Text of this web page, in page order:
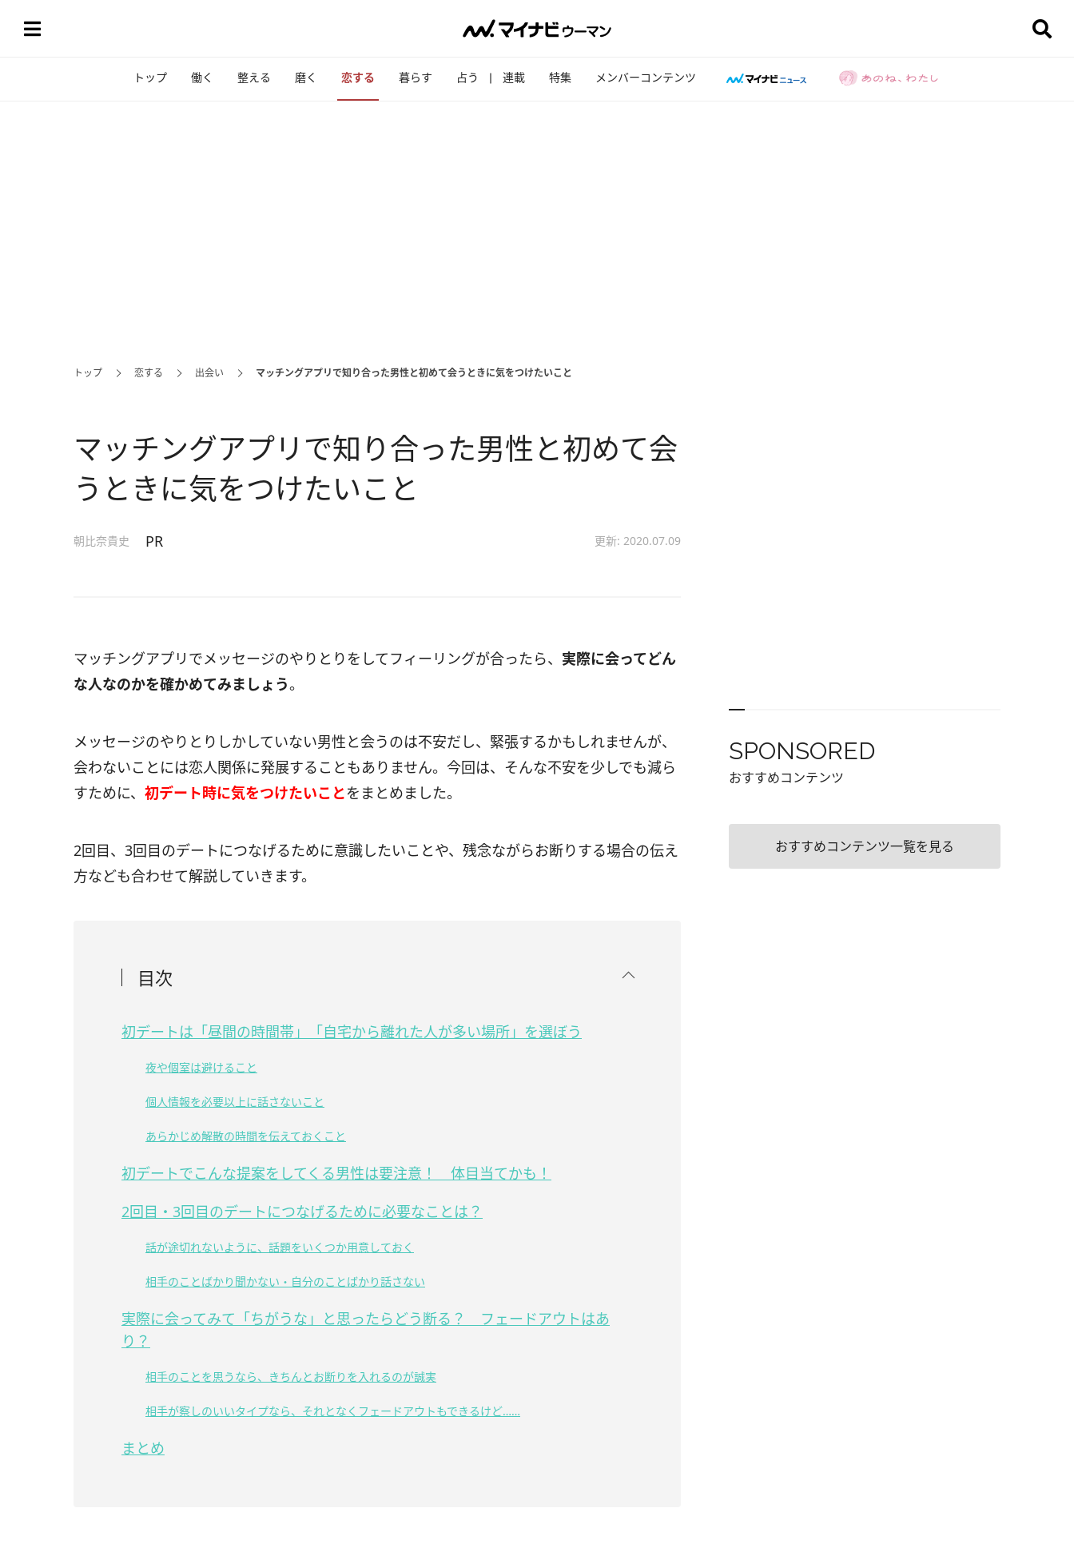
トップ 働く 整える 磨く 恋する 暮らす 占う 連載 特集 メンバーコンテンツ
トップ 恋する 出会い マッチングアプリで知り合った男性と初めて会うときに気をつけたいこと
マッチングアプリで知り合った男性と初めて会
うときに気をつけたいこと
朝比奈貴史 PR 更新: 2020.07.09
マッチングアプリでメッセージのやりとりをしてフィーリングが合ったら、 実際に会ってどん
な人なのかを確かめてみましょう。
メッセージのやりとりしかしていない男性と会うのは不安だし、緊張するかもしれませんが、
会わないことには恋人関係に発展することもありません。今回は、そんな不安を少しでも減ら
すために、 初デート時に気をつけたいことをまとめました。
2回目、3回目のデートにつなげるために意識したいことや、残念ながらお断りする場合の伝え
方なども合わせて解説していきます。
目次
初デートは「昼間の時間帯」「自宅から離れた人が多い場所」を選ぼう
夜や個室は避けること
個人情報を必要以上に話さないこと
あらかじめ解散の時間を伝えておくこと
初デートでこんな提案をしてくる男性は要注意！ 体目当てかも！
2回目・3回目のデートにつなげるために必要なことは？
話が途切れないように、話題をいくつか用意しておく
相手のことばかり聞かない・自分のことばかり話さない
実際に会ってみて「ちがうな」と思ったらどう断る？ フェードアウトはあ
り？
相手のことを思うなら、きちんとお断りを入れるのが誠実
相手が察しのいいタイプなら、それとなくフェードアウトもできるけど……
まとめ
SPONSORED
おすすめコンテンツ
おすすめコンテンツ一覧を見る